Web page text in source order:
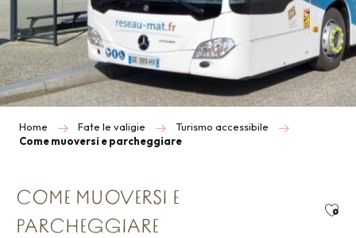
Home Fate le valigie
Turismo accessibile
Come muoversi e parcheggiare
COME MUOVERSI E
PARCHEGGIARE